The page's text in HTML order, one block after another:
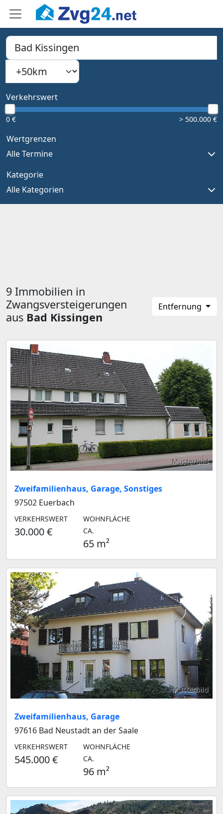
PLZ, Ort oder Bundesland
Type 1 or more characters for results.
Suchradius
Verkehrswert
0 € > 500.000 €
Wertgrenzen
Alle Termine
Kategorie
Alle Kategorien
9 Immobilien in
Zwangsversteigerungen
aus Bad Kissingen
Entfernung
Musterbild
Zweifamilienhaus, Garage, Sonstiges
97502 Euerbach
VERKEHRSWERT
30.000 €
WOHNFLÄCHE
CA.
65 m²
Musterbild
Zweifamilienhaus, Garage
97616 Bad Neustadt an der Saale
VERKEHRSWERT
545.000 €
WOHNFLÄCHE
CA.
96 m²